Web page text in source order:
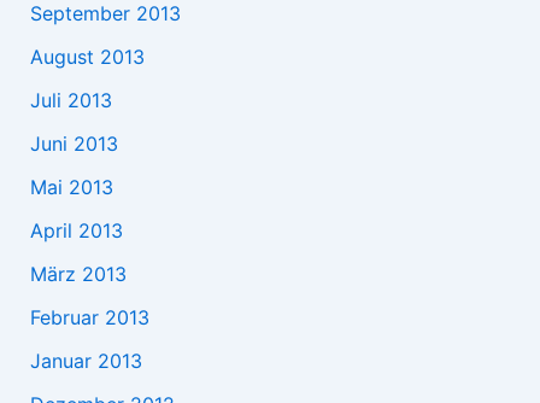
September 2013
August 2013
Juli 2013
Juni 2013
Mai 2013
April 2013
März 2013
Februar 2013
Januar 2013